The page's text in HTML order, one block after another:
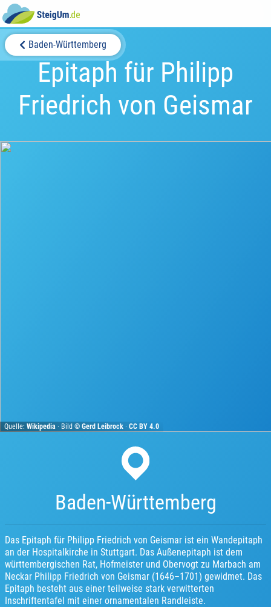
Baden-Württemberg
Epitaph für Philipp
Friedrich von Geismar
Quelle:Wikipedia · Bild ©Gerd Leibrock ·CC BY 4.0
Baden-Württemberg
Das Epitaph für Philipp Friedrich von Geismar ist ein Wandepitaph
an der Hospitalkirche in Stuttgart. Das Außenepitaph ist dem
württembergischen Rat, Hofmeister und Obervogt zu Marbach am
Neckar Philipp Friedrich von Geismar (1646–1701) gewidmet. Das
Epitaph besteht aus einer teilweise stark verwitterten
Inschriftentafel mit einer ornamentalen Randleiste.